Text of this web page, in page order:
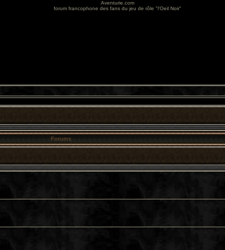
Aventurie.com
forum francophone des fans du jeu de rôle "l'Oeil Noir"
Forums